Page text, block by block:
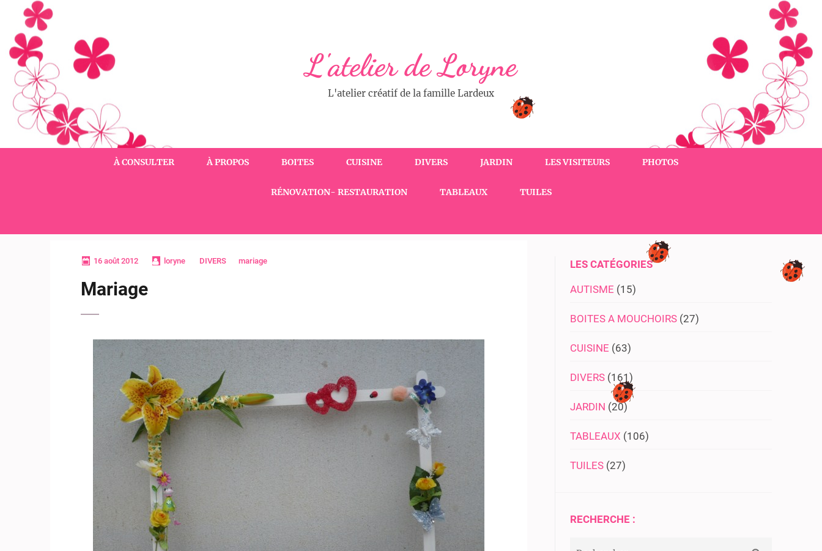
contenu
(Pressez
Entrée)
L'atelier de Loryne
L'atelier créatif de la famille Lardeux
À CONSULTER À PROPOS BOITES CUISINE DIVERS JARDIN LES VISITEURS PHOTOS
RÉNOVATION- RESTAURATION TABLEAUX TUILES
16 août 2012 loryne DIVERS mariage
Mariage
LES CATÉGORIES
AUTISME (15)
BOITES A MOUCHOIRS (27)
CUISINE (63)
DIVERS (161)
JARDIN (20)
TABLEAUX (106)
TUILES (27)
RECHERCHE :